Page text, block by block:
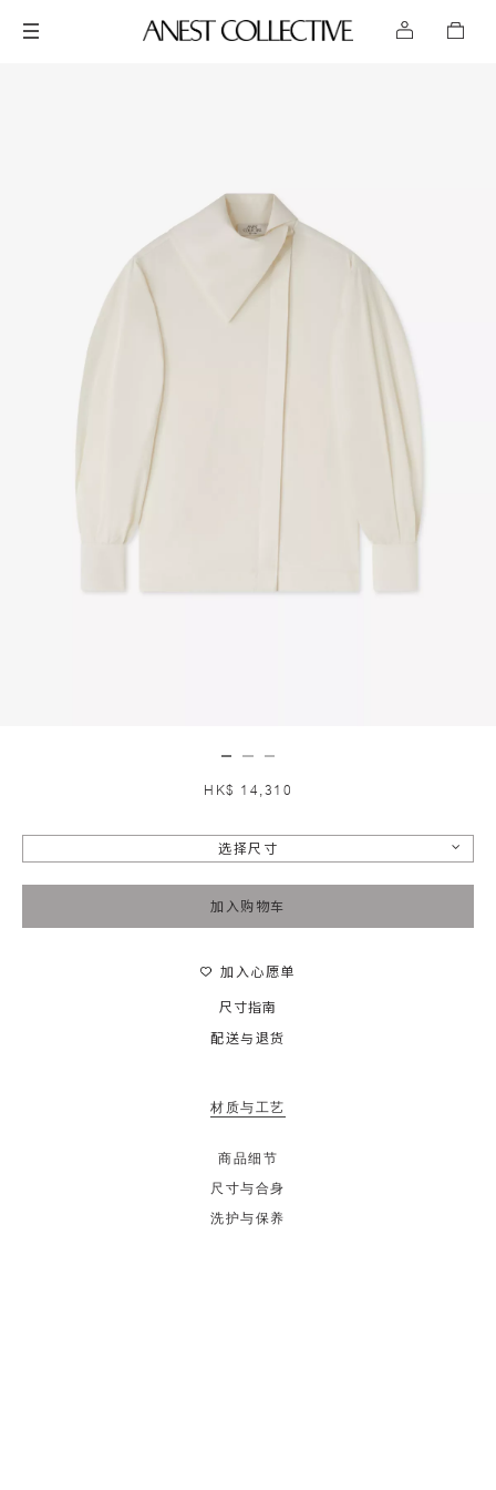
HK$ 14,310
选择尺寸
加入购物车
加入心愿单
尺寸指南
配送与退货
材质与工艺
商品细节
尺寸与合身
洗护与保养